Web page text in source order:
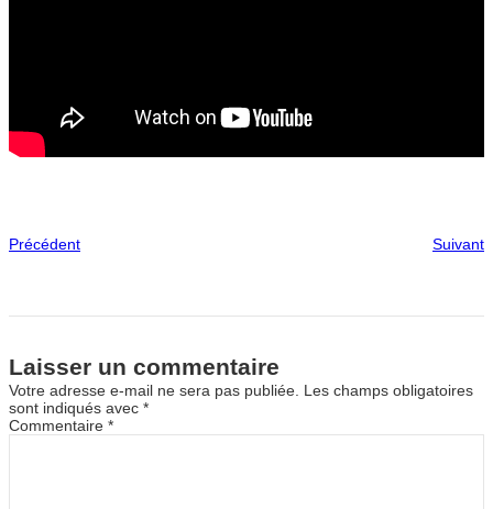
Précédent Suivant
Laisser un commentaire
Votre adresse e-mail ne sera pas publiée. Les champs obligatoires
sont indiqués avec *
Commentaire *